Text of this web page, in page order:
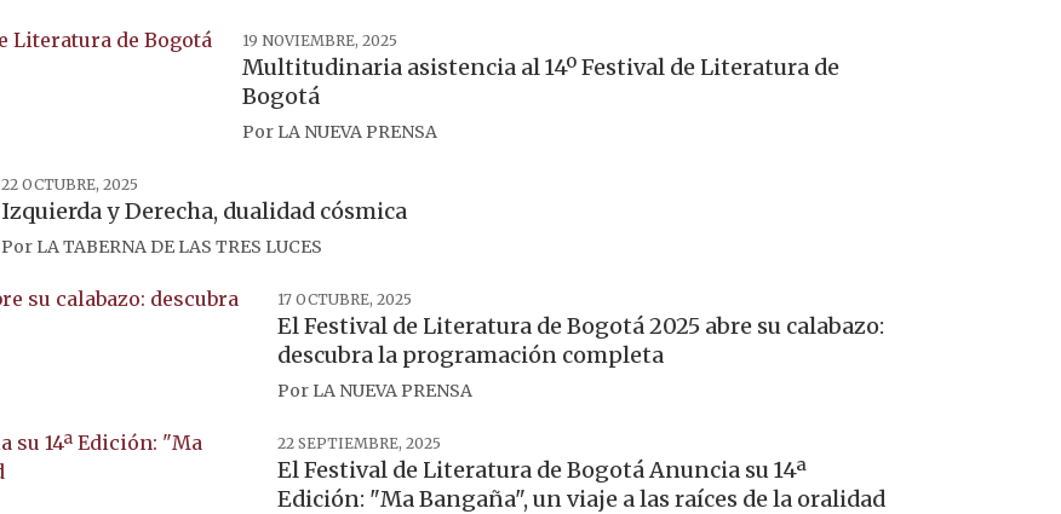
19 NOVIEMBRE, 2025
Multitudinaria asistencia al 14º Festival de Literatura de
Bogotá
Por LA NUEVA PRENSA
22 OCTUBRE, 2025
Izquierda y Derecha, dualidad cósmica
Por LA TABERNA DE LAS TRES LUCES
17 OCTUBRE, 2025
El Festival de Literatura de Bogotá 2025 abre su calabazo:
descubra la programación completa
Por LA NUEVA PRENSA
22 SEPTIEMBRE, 2025
El Festival de Literatura de Bogotá Anuncia su 14ª
Edición: "Ma Bangaña", un viaje a las raíces de la oralidad